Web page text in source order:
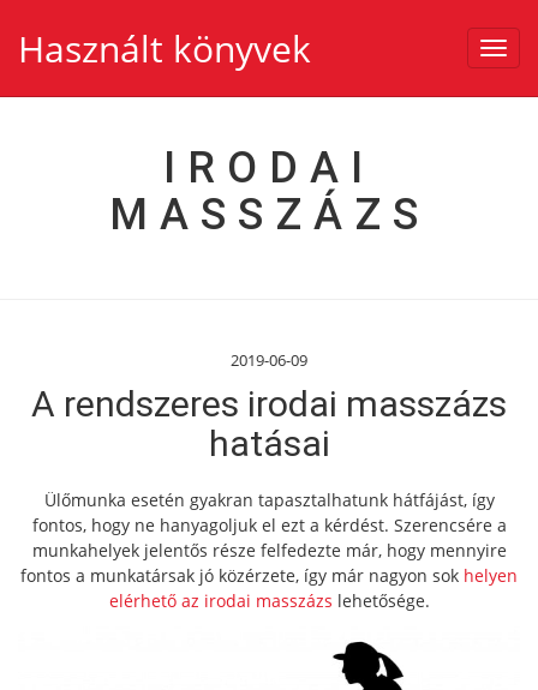
Használt könyvek
IRODAI
MASSZÁZS
2019-06-09
A rendszeres irodai masszázs
hatásai
Ülőmunka esetén gyakran tapasztalhatunk hátfájást, így
fontos, hogy ne hanyagoljuk el ezt a kérdést. Szerencsére a
munkahelyek jelentős része felfedezte már, hogy mennyire
fontos a munkatársak jó közérzete, így már nagyon sok helyen
elérhető az irodai masszázs lehetősége.